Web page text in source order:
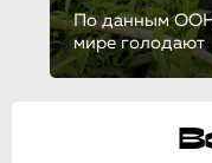
По данным
мире голодают